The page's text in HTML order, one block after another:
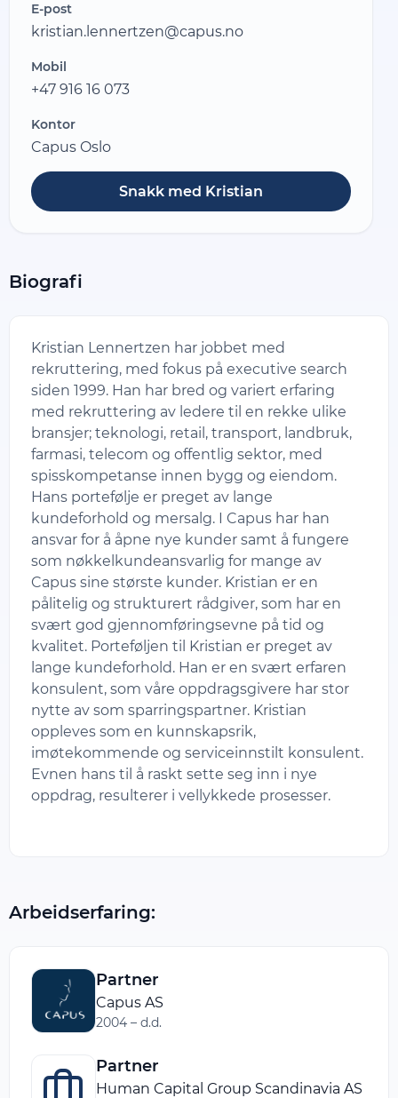
E-post
kristian.lennertzen@capus.no
Mobil
+47 916 16 073
Kontor
Capus Oslo
Snakk med Kristian
Biografi
Kristian Lennertzen har jobbet med
rekruttering, med fokus på executive search
siden 1999. Han har bred og variert erfaring
med rekruttering av ledere til en rekke ulike
bransjer; teknologi, retail, transport, landbruk,
farmasi, telecom og offentlig sektor, med
spisskompetanse innen bygg og eiendom.
Hans portefølje er preget av lange
kundeforhold og mersalg. I Capus har han
ansvar for å åpne nye kunder samt å fungere
som nøkkelkundeansvarlig for mange av
Capus sine største kunder. Kristian er en
pålitelig og strukturert rådgiver, som har en
svært god gjennomføringsevne på tid og
kvalitet. Porteføljen til Kristian er preget av
lange kundeforhold. Han er en svært erfaren
konsulent, som våre oppdragsgivere har stor
nytte av som sparringspartner. Kristian
oppleves som en kunnskapsrik,
imøtekommende og serviceinnstilt konsulent.
Evnen hans til å raskt sette seg inn i nye
oppdrag, resulterer i vellykkede prosesser.
Arbeidserfaring:
Partner
Capus AS
2004 – d.d.
Partner
Human Capital Group Scandinavia AS